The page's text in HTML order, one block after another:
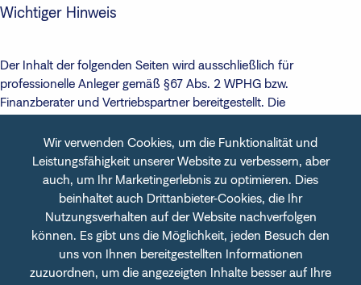
Wichtiger Hinweis
Der Inhalt der folgenden Seiten wird ausschließlich für
professionelle Anleger gemäß §67 Abs. 2 WPHG bzw.
Finanzberater und Vertriebspartner bereitgestellt. Die
WpDVerOV an die Darstellung von Informationen für Privatanleger
und sind daher nicht für Privatanleger geeignet. Falls Sie
Privatanleger sind, sprechen Sie bitte Ihren Finanzberater an, um
Informationen über die Produkte der Fondsgesellschaften auf den
folgenden Seiten zu erhalten. Die FFB als auch die dargestellten
Partner übernehmen keine Haftung für Schäden, die aus der
unberechtigten oder fehlerhaften Nutzung von Inhalten
entstehen.
Wir verwenden Cookies, um die Funktionalität und
Leistungsfähigkeit unserer Website zu verbessern, aber
auch, um Ihr Marketingerlebnis zu optimieren. Dies
beinhaltet auch Drittanbieter-Cookies, die Ihr
Nutzungsverhalten auf der Website nachverfolgen
können. Es gibt uns die Möglichkeit, jeden Besuch den
uns von Ihnen bereitgestellten Informationen
zuzuordnen, um die angezeigten Inhalte besser auf Ihre